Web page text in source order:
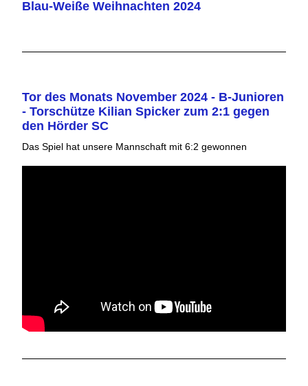
Blau-Weiße Weihnachten 2024
Tor des Monats November 2024 - B-Junioren
- Torschütze Kilian Spicker zum 2:1 gegen
den Hörder SC
Das Spiel hat unsere Mannschaft mit 6:2 gewonnen